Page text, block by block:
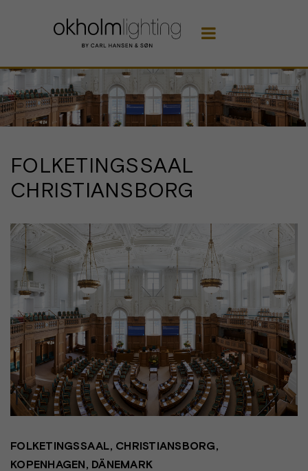

FOLKETINGSSAAL
CHRISTIANSBORG
FOLKETINGSSAAL, CHRISTIANSBORG,
KOPENHAGEN, DÄNEMARK